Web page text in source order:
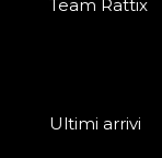
Team Rattix
Ultimi arrivi